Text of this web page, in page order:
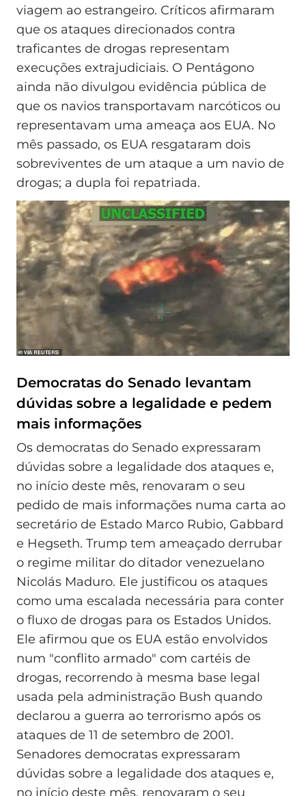
viagem ao estrangeiro. Críticos afirmaram
que os ataques direcionados contra
traficantes de drogas representam
execuções extrajudiciais. O Pentágono
ainda não divulgou evidência pública de
que os navios transportavam narcóticos ou
representavam uma ameaça aos EUA. No
mês passado, os EUA resgataram dois
sobreviventes de um ataque a um navio de
drogas; a dupla foi repatriada.
Democratas do Senado levantam
dúvidas sobre a legalidade e pedem
mais informações
Os democratas do Senado expressaram
dúvidas sobre a legalidade dos ataques e,
no início deste mês, renovaram o seu
pedido de mais informações numa carta ao
secretário de Estado Marco Rubio, Gabbard
e Hegseth. Trump tem ameaçado derrubar
o regime militar do ditador venezuelano
Nicolás Maduro. Ele justificou os ataques
como uma escalada necessária para conter
o fluxo de drogas para os Estados Unidos.
Ele afirmou que os EUA estão envolvidos
num "conflito armado" com cartéis de
drogas, recorrendo à mesma base legal
usada pela administração Bush quando
declarou a guerra ao terrorismo após os
ataques de 11 de setembro de 2001.
Senadores democratas expressaram
dúvidas sobre a legalidade dos ataques e,
no início deste mês, renovaram o seu